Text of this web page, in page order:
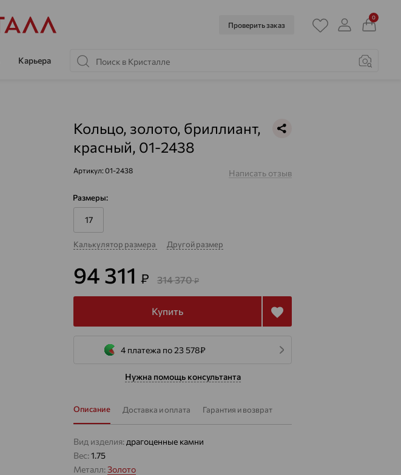
Проверить заказ
0
Карьера
Кольцо, золото, бриллиант,
красный, 01-2438
Артикул: 01-2438 Написать отзыв
Размеры:
17
Калькулятор размера Другой размер
94 311 ₽ 314 370₽
Купить
4 платежа по 23 578₽
Нужна помощь консультанта
Описание Доставка и оплата Гарантия и возврат
Вид изделия: драгоценные камни
Вес:1.75
Металл:Золото